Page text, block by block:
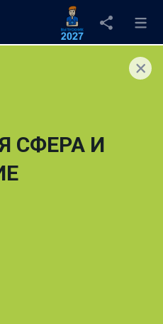
СФЕРА И